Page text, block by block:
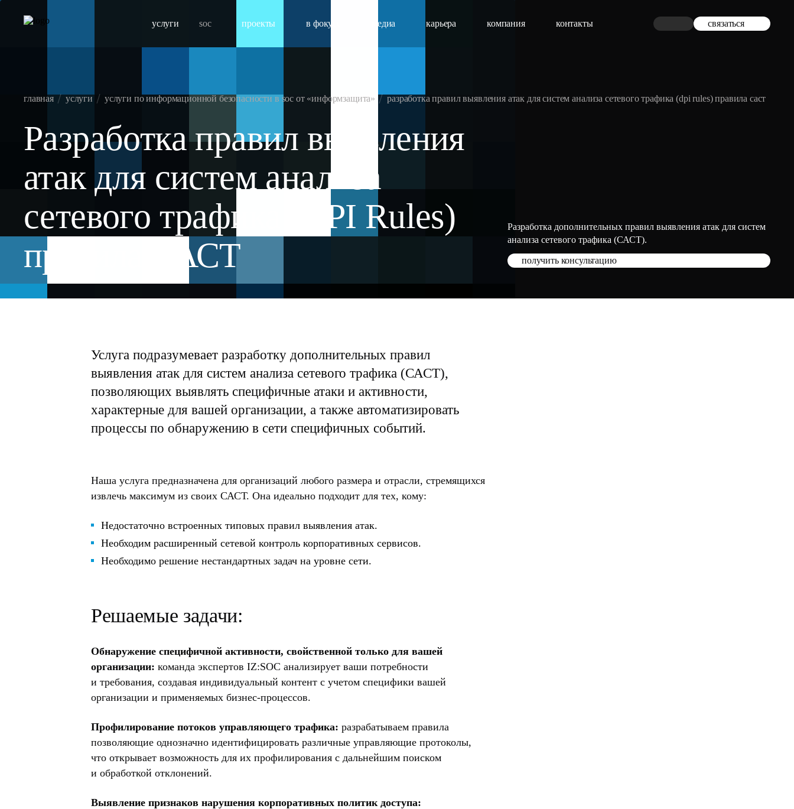
услуги soc проекты в фокусе медиа карьера компания контакты связаться
главная услуги услуги по информационной безопасности в soc от «информзащита» разработка правил выявления атак для систем анализа сетевого трафика (dpi rules) правила саст
Разработка правил выявления
атак для систем анализа
сетевого трафика (DPI Rules)
правила САСТ
Разработка дополнительных правил выявления атак для систем
анализа сетевого трафика (САСТ).
получить консультацию
Услуга подразумевает разработку дополнительных правил
выявления атак для систем анализа сетевого трафика (САСТ),
позволяющих выявлять специфичные атаки и активности,
характерные для вашей организации, а также автоматизировать
процессы по обнаружению в сети специфичных событий.
Наша услуга предназначена для организаций любого размера и отрасли, стремящихся
извлечь максимум из своих САСТ. Она идеально подходит для тех, кому:
Недостаточно встроенных типовых правил выявления атак.
Необходим расширенный сетевой контроль корпоративных сервисов.
Необходимо решение нестандартных задач на уровне сети.
Решаемые задачи:
Обнаружение специфичной активности, свойственной только для вашей
организации: команда экспертов IZ:SOC анализирует ваши потребности
и требования, создавая индивидуальный контент с учетом специфики вашей
организации и применяемых бизнес-процессов.
Профилирование потоков управляющего трафика: разрабатываем правила
позволяющие однозначно идентифицировать различные управляющие протоколы,
что открывает возможность для их профилирования с дальнейшим поиском
и обработкой отклонений.
Выявление признаков нарушения корпоративных политик доступа: